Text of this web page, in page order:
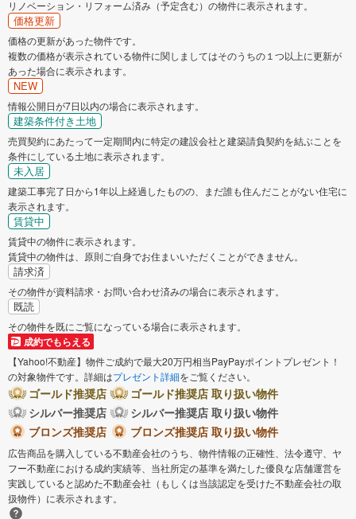
リノベーション・リフォーム済み（予定含む）の物件に表示されます。
価格更新
価格の更新があった物件です。
複数の価格が表示されている物件に関しましてはそのうちの１つ以上に更新が
あった場合に表示されます。
NEW
情報公開日が7日以内の場合に表示されます。
建築条件付き土地
売買契約にあたって一定期間内に特定の建設会社と建築請負契約を結ぶことを
条件にしている土地に表示されます。
未入居
建築工事完了日から1年以上経過したものの、まだ誰も住んだことがない住宅に
表示されます。
賃貸中
賃貸中の物件に表示されます。
賃貸中の物件は、原則ご自身でお住まいいただくことができません。
請求済
その物件が資料請求・お問い合わせ済みの場合に表示されます。
既読
その物件を既にご覧になっている場合に表示されます。
成約でもらえる
【Yahoo!不動産】物件ご成約で最大20万円相当PayPayポイントプレゼント！
の対象物件です。詳細はプレゼント詳細をご覧ください。
ゴールド推奨店
ゴールド推奨店 取り扱い物件
シルバー推奨店
シルバー推奨店 取り扱い物件
ブロンズ推奨店
ブロンズ推奨店 取り扱い物件
広告商品を購入している不動産会社のうち、物件情報の正確性、法令遵守、ヤ
フー不動産における成約実績等、当社所定の基準を満たした優良な店舗運営を
実践していると認めた不動産会社（もしくは当該認定を受けた不動産会社の取
扱物件）に表示されます。